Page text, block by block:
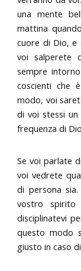
una mente
mattina
cuore di Dio, e
voi salperete
sempre
coscienti che
modo, voi
di voi stessi un
frequenza di
Se voi parlate
voi vedrete
di persona
vostro spirito
disciplinatevi
questo modo
giusto in caso